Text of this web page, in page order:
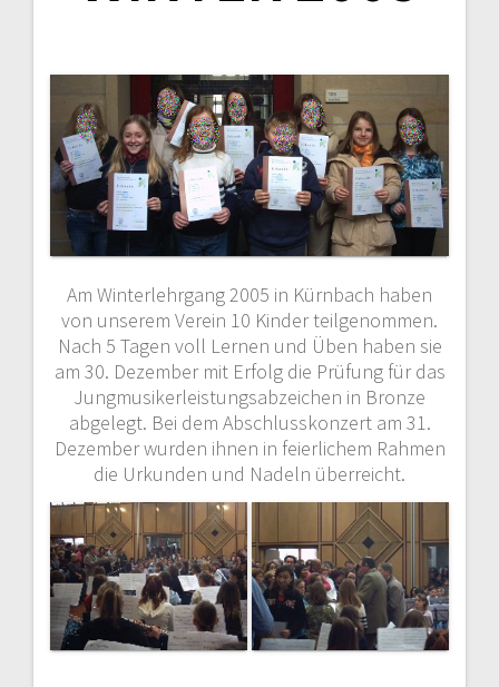
Am Winterlehrgang 2005 in Kürnbach haben
von unserem Verein 10 Kinder teilgenommen.
Nach 5 Tagen voll Lernen und Üben haben sie
am 30. Dezember mit Erfolg die Prüfung für das
Jungmusikerleistungsabzeichen in Bronze
abgelegt. Bei dem Abschlusskonzert am 31.
Dezember wurden ihnen in feierlichem Rahmen
die Urkunden und Nadeln überreicht.